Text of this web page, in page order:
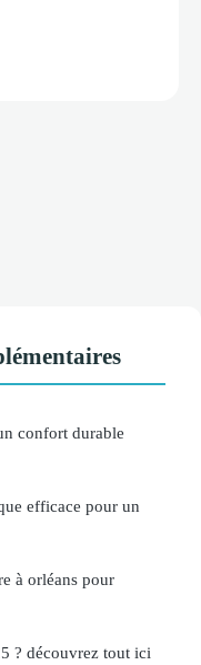
confort durable
efficace pour un
à orléans pour
? découvrez tout ici